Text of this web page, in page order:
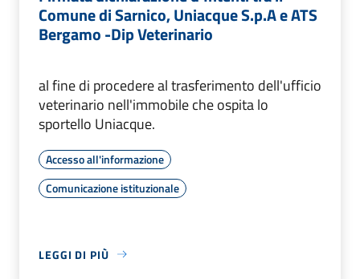
Comune di Sarnico, Uniacque S.p.A e ATS
Bergamo -Dip Veterinario
al fine di procedere al trasferimento dell'ufficio
veterinario nell'immobile che ospita lo
sportello Uniacque.
Accesso all'informazione
Comunicazione istituzionale
LEGGI DI PIÙ